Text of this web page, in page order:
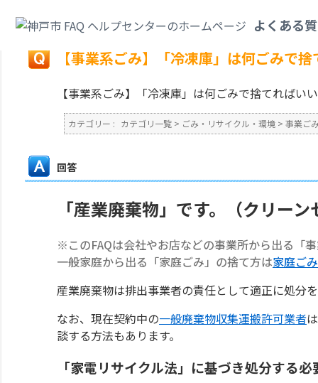
よくある
戻る
【事業系ごみ】「冷凍庫」は何ごみで
【事業系ごみ】「冷凍庫」は何ごみで捨てればい
カテゴリー : カテゴリ一覧 > ごみ・リサイクル・環境 > 事業ご
回答
「産業廃棄物」です。（クリー
※このFAQは会社やお店などの事業所から出る「
一般家庭から出る「家庭ごみ」の捨て方は家庭ご
産業廃棄物は排出事業者の責任として適正に処分
なお、現在契約中の一般廃棄物収集運搬許可業者
談する方法もあります。
「家電リサイクル法」に基づき処分する